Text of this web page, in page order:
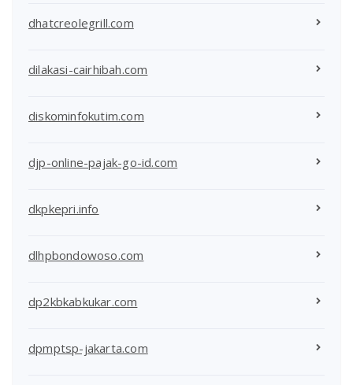
dhatcreolegrill.com
dilakasi-cairhibah.com
diskominfokutim.com
djp-online-pajak-go-id.com
dkpkepri.info
dlhpbondowoso.com
dp2kbkabkukar.com
dpmptsp-jakarta.com